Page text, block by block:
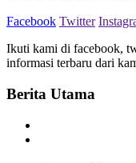
Facebook Twitter
Ikuti kami di facebook,
informasi terbaru dari
Berita Utama